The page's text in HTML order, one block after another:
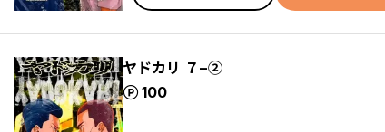
ヤドカリ ７−②
100
ポイント